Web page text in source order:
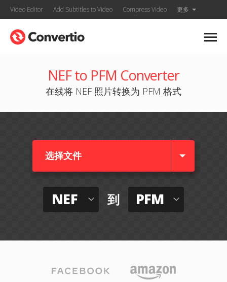
Video Editor Add Subtitles to Video Compress Video 更多
NEF to PFM Converter
在线将 NEF 照片转换为 PFM 格式
选择文件
NEF 到 PFM